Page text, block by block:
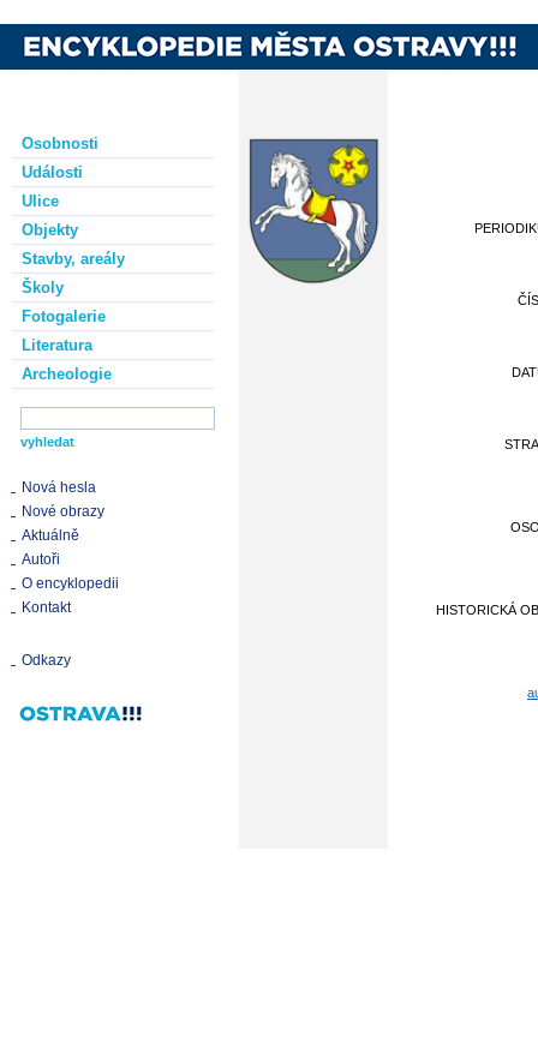
Osobnosti
Události
Ulice
Objekty
Stavby, areály
Školy
Fotogalerie
Literatura
Archeologie
Nová hesla
Nové obrazy
Aktuálně
Autoři
O encyklopedii
Kontakt
Odkazy
HISTORICKÁ